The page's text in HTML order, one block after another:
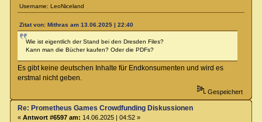
Username: LeoNiceland
Zitat von: Mithras am 13.06.2025 | 22:40
Wie ist eigentlich der Stand bei den Dresden Files?
Kann man die Bücher kaufen? Oder die PDFs?
Es gibt keine deutschen Inhalte für Endkonsumenten und wird es
erstmal nicht geben.
Gespeichert
Re: Prometheus Games Crowdfunding Diskussionen
« Antwort #6597 am: 14.06.2025 | 04:52 »